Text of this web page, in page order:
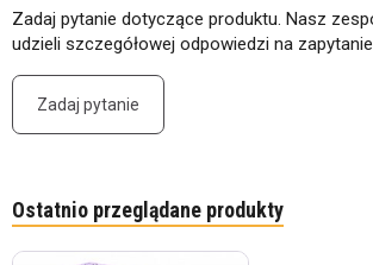
Zadaj pytanie dotyczące produktu. Nasz
udzieli szczegółowej odpowiedzi na
Zadaj pytanie
Ostatnio przeglądane produkty